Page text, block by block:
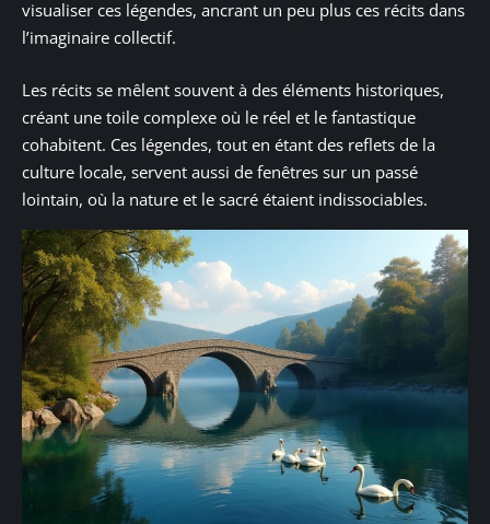
visualiser ces légendes, ancrant un peu plus ces récits dans
l’imaginaire collectif.
Les récits se mêlent souvent à des éléments historiques,
créant une toile complexe où le réel et le fantastique
cohabitent. Ces légendes, tout en étant des reflets de la
culture locale, servent aussi de fenêtres sur un passé
lointain, où la nature et le sacré étaient indissociables.